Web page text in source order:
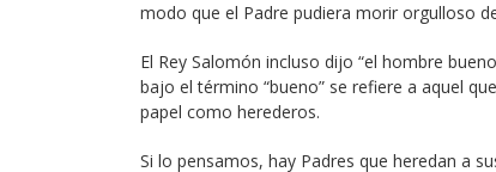
modo que el Padre pudiera morir orgulloso
El Rey Salomón incluso dijo “el hombre
bajo el término “bueno” se refiere a aquel
papel como herederos.
Si lo pensamos, hay Padres que heredan a